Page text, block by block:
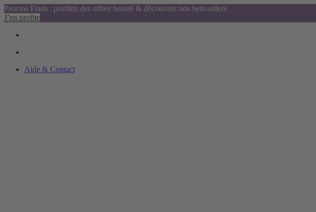
Promos Flash : profitez des offres beauté & découvrez nos best-sellers
J’en profite
Aide & Contact